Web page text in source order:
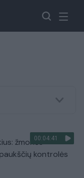
00:04:41
žmonės
kontrolės